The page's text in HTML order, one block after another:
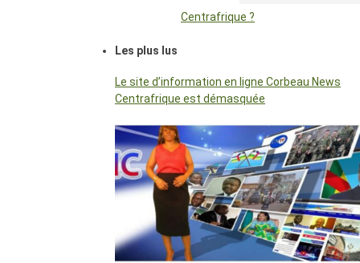
Centrafrique ?
Les plus lus
Le site d’information en ligne Corbeau News
Centrafrique est démasquée